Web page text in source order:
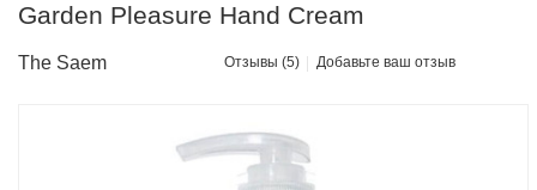
Garden Pleasure Hand Cream
The Saem Отзывы (5) Добавьте ваш отзыв